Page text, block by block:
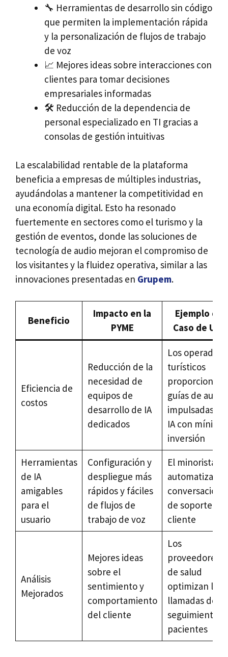
🔧 Herramientas de desarrollo sin código
que permiten la implementación rápida
y la personalización de flujos de trabajo
de voz
📈 Mejores ideas sobre interacciones con
clientes para tomar decisiones
empresariales informadas
🛠 Reducción de la dependencia de
personal especializado en TI gracias a
consolas de gestión intuitivas
La escalabilidad rentable de la plataforma
beneficia a empresas de múltiples industrias,
ayudándolas a mantener la competitividad en
una economía digital. Esto ha resonado
fuertemente en sectores como el turismo y la
gestión de eventos, donde las soluciones de
tecnología de audio mejoran el compromiso de
los visitantes y la fluidez operativa, similar a las
innovaciones presentadas en Grupem.
Beneficio
Impacto en la
PYME
Ejemplo de
Caso de Uso
Eficiencia de
costos
Reducción de la
necesidad de
equipos de
desarrollo de IA
dedicados
Los
turísticos
proporcionan
guías de audio
impulsadas
IA con mínima
inversión
Herramientas
de IA
amigables
para el
usuario
Configuración y
despliegue más
rápidos y fáciles
de flujos de
trabajo de voz
El minorista
automatiza las
de soporte al
cliente
Análisis
Mejorados
Mejores ideas
sobre el
sentimiento y
comportamiento
del cliente
Los
proveedores
de salud
optimizan las
llamadas de
seguimiento a
pacientes